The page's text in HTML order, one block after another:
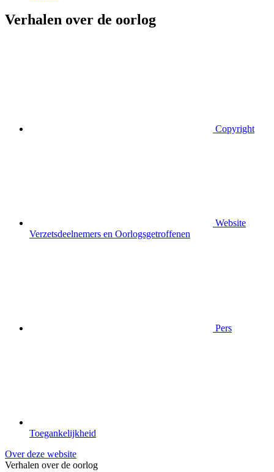
Verhalen over de oorlog
Copyright
Website
Verzetsdeelnemers en Oorlogsgetroffenen
Pers
Toegankelijkheid
Over deze website
Verhalen over de oorlog